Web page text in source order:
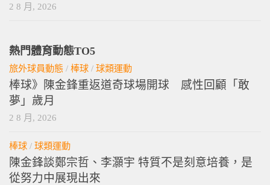
2 8 月, 2026
熱門體育動態TO5
旅外球員動態 / 棒球 / 球類運動
棒球》陳金鋒重返道奇球場開球 感性回顧「敢
夢」歲月
2 8 月, 2026
棒球 / 球類運動
陳金鋒談鄭宗哲、李灝宇 特質不是刻意培養，是
從努力中展現出來